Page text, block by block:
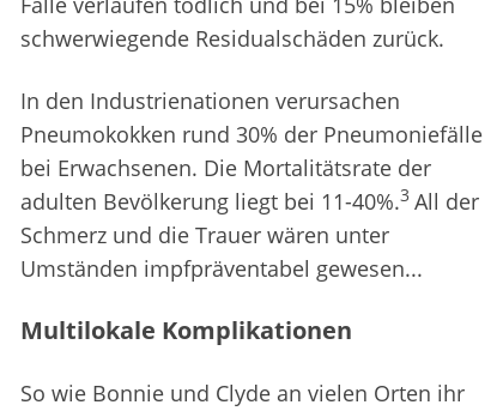
schwerwiegende Residualschäden zurück.
In den Industrienationen verursachen
Pneumokokken rund 30% der Pneumoniefälle
bei Erwachsenen. Die Mortalitätsrate der
adulten Bevölkerung liegt bei 11-40%.3 All der
Schmerz und die Trauer wären unter
Umständen impfpräventabel gewesen...
Multilokale Komplikationen
So wie Bonnie und Clyde an vielen Orten ihr